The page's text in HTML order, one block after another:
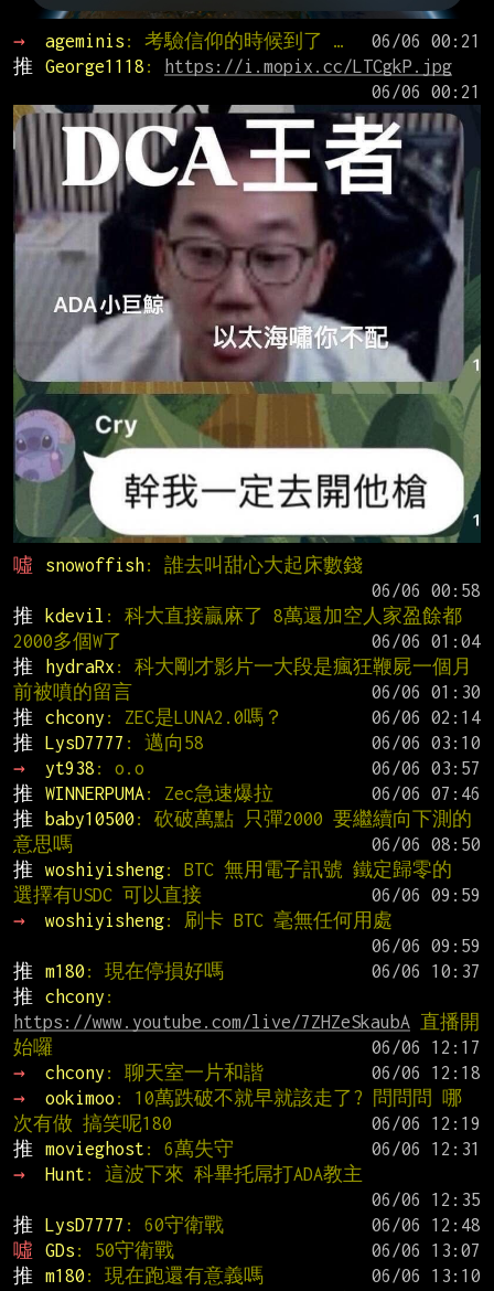
→ ageminis : 考驗信仰的時候到了 …
推
George1118 :
https://i.mopix.cc/LTCgkP.jpg
噓 snowoffish: 誰去叫甜心大起床數錢
推
kdevil : 科大直接贏麻了 8萬還加空人家盈餘都
2000多個W了
推
hydraRx : 科大剛才影片一大段是瘋狂鞭屍一個月
前被噴的留言
推
chcony : ZEC是LUNA2.0嗎？
推
LysD7777 : 邁向58
→
yt938 : o.o
推
WINNERPUMA: Zec急速爆拉
推
baby10500 : 砍破萬點 只彈2000 要繼續向下測的
意思嗎
推
woshiyisheng: BTC 無用電子訊號 鐵定歸零的
選擇有USDC 可以直接
→
woshiyisheng: 刷卡 BTC 毫無任何用處
推
m180 : 現在停損好嗎
推
chcony
https://www.youtube.com/live/7ZHZeSkaubA 直播開
始囉
→
chcony : 聊天室一片和諧
→
ookimoo : 10萬跌破不就早就該走了? 問問問 哪
次有做 搞笑呢180
推
movieghost : 6萬失守
→
Hunt : 這波下來 科畢托屌打ADA教主
推
LysD7777 : 60守衛戰
噓
GDs : 50守衛戰
推
m180 : 現在跑還有意義嗎